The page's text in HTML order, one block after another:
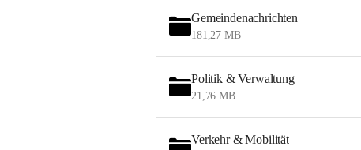
Gemeindenachrichten
181,27 MB
Politik & Verwaltung
21,76 MB
Verkehr & Mobilität